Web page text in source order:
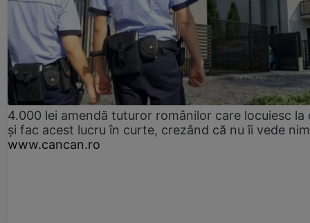
4.000 lei amendă tuturor românilor care locuiesc la
și fac acest lucru în curte, crezând că nu îi vede
www.cancan.ro